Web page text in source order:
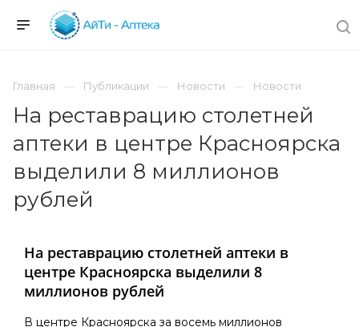
Главная Публикации Новости Новости
На реставрацию столетней
аптеки в центре Красноярска
выделили 8 миллионов
рублей
На реставрацию столетней аптеки в
центре Красноярска выделили 8
миллионов рублей
В центре Красноярска за восемь миллионов